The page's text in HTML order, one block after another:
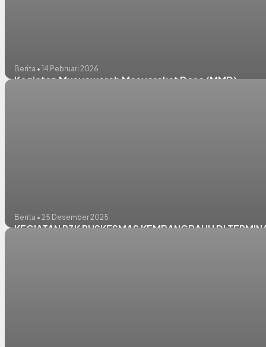
Berita • 14 Pebruari 2026
Kegiatan Musyawarah Masyarakat Desa (MMD)
Berita • 25 Desember 2025
KEGIATAN P3K PUSKESMAS KEMBANGBAHU DI